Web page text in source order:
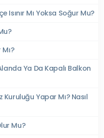
Isınır Mı Yoksa Soğur Mu?
Ya Da Kapalı Balkon
Kuruluğu Yapar Mı? Nasıl
Mu?